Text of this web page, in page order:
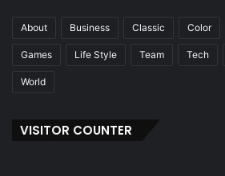
About Business Classic Color
Games Life Style Team Tech
World
VISITOR COUNTER